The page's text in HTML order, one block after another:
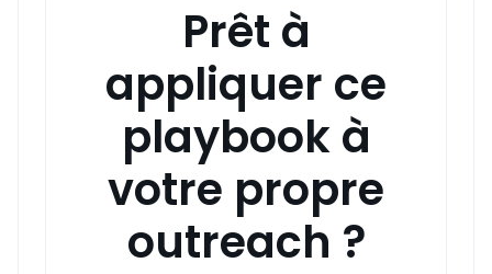
Prêt à
appliquer ce
playbook à
votre propre
outreach ?